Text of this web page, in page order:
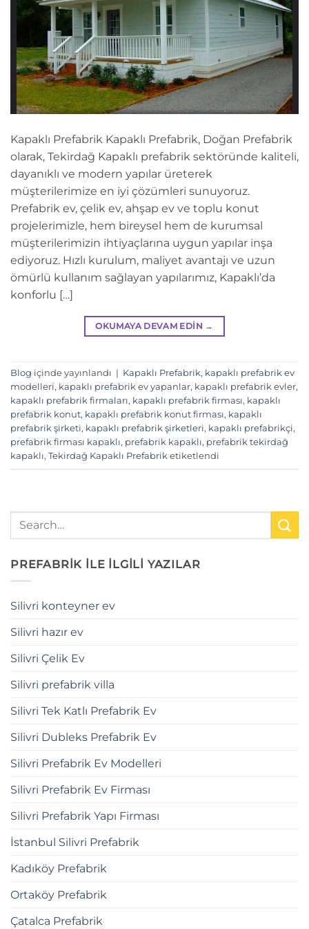
Kapaklı Prefabrik Kapaklı Prefabrik, Doğan Prefabrik
olarak, Tekirdağ Kapaklı prefabrik sektöründe kaliteli,
dayanıklı ve modern yapılar üreterek
müşterilerimize en iyi çözümleri sunuyoruz.
Prefabrik ev, çelik ev, ahşap ev ve toplu konut
projelerimizle, hem bireysel hem de kurumsal
müşterilerimizin ihtiyaçlarına uygun yapılar inşa
ediyoruz. Hızlı kurulum, maliyet avantajı ve uzun
ömürlü kullanım sağlayan yapılarımız, Kapaklı’da
konforlu […]
OKUMAYA DEVAM EDIN →
Blog içinde yayınlandı | Kapaklı Prefabrik, kapaklı prefabrik ev
modelleri, kapaklı prefabrik ev yapanlar, kapaklı prefabrik evler,
kapaklı prefabrik firmaları, kapaklı prefabrik firması, kapaklı
prefabrik konut, kapaklı prefabrik konut firması, kapaklı
prefabrik şirketi, kapaklı prefabrik şirketleri, kapaklı prefabrikçi,
prefabrik firması kapaklı, prefabrik kapaklı, prefabrik tekirdağ
kapaklı, Tekirdağ Kapaklı Prefabrik etiketlendi
PREFABRİK İLE İLGİLİ YAZILAR
Silivri konteyner ev
Silivri hazır ev
Silivri Çelik Ev
Silivri prefabrik villa
Silivri Tek Katlı Prefabrik Ev
Silivri Dubleks Prefabrik Ev
Silivri Prefabrik Ev Modelleri
Silivri Prefabrik Ev Firması
Silivri Prefabrik Yapı Firması
İstanbul Silivri Prefabrik
Kadıköy Prefabrik
Ortaköy Prefabrik
Çatalca Prefabrik